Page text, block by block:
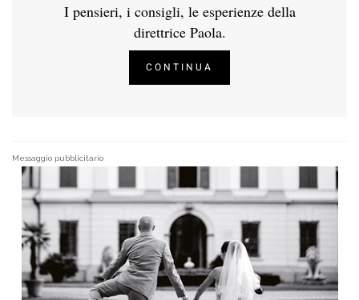
I pensieri, i consigli, le esperienze della
direttrice Paola.
CONTINUA
Messaggio pubblicitario